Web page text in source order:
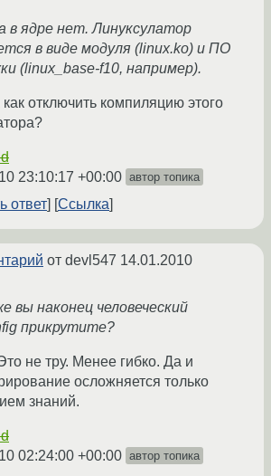
в ядре нет. Линуксулатор
в виде модуля (linux.ko) и ПО
(linux_base-f10, например).
отключить компиляцию этого
23:10:17 +00:00 автор топика
ответ Ссылка
от devl547 14.01.2010
вы наконец человеческий
прикрутите?
не тру. Менее гибко. Да и
осложняется только
знаний.
02:24:00 +00:00 автор топика